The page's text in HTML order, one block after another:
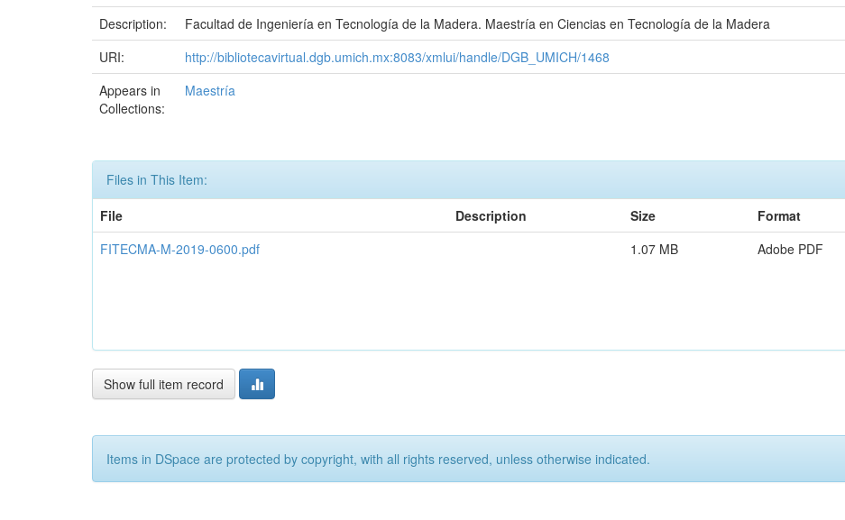
Description:
Facultad de Ingeniería en Tecnología de la Madera. Maestría en Ciencias en Tecnología de la Madera
URI:
http://bibliotecavirtual.dgb.umich.mx:8083/xmlui/handle/DGB_UMICH/1468
Appears in
Collections:
Maestría
Files in This Item:
File
Description Size
Format
FITECMA-M-2019-0600.pdf
1.07 MB Adobe PDF
Show full item record
Items in DSpace are protected by copyright, with all rights reserved, unless otherwise indicated.